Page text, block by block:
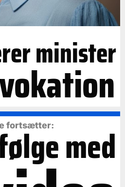
minister
fortsætter: med